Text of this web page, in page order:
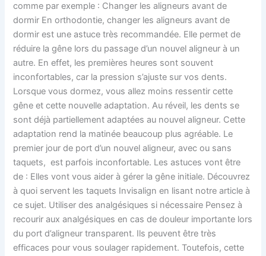
comme par exemple : Changer les aligneurs avant de
dormir En orthodontie, changer les aligneurs avant de
dormir est une astuce très recommandée. Elle permet de
réduire la gêne lors du passage d’un nouvel aligneur à un
autre. En effet, les premières heures sont souvent
inconfortables, car la pression s’ajuste sur vos dents.
Lorsque vous dormez, vous allez moins ressentir cette
gêne et cette nouvelle adaptation. Au réveil, les dents se
sont déjà partiellement adaptées au nouvel aligneur. Cette
adaptation rend la matinée beaucoup plus agréable. Le
premier jour de port d’un nouvel aligneur, avec ou sans
taquets, est parfois inconfortable. Les astuces vont être
de : Elles vont vous aider à gérer la gêne initiale. Découvrez
à quoi servent les taquets Invisalign en lisant notre article à
ce sujet. Utiliser des analgésiques si nécessaire Pensez à
recourir aux analgésiques en cas de douleur importante lors
du port d’aligneur transparent. Ils peuvent être très
efficaces pour vous soulager rapidement. Toutefois, cette